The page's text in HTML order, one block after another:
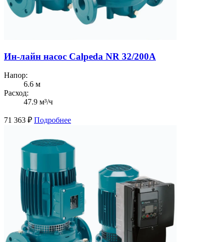
Ин-лайн насос Calpeda NR 32/200A
Напор:
6.6 м
Расход:
47.9 м³/ч
71 363 ₽ Подробнее